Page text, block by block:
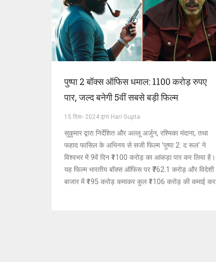
पुष्पा 2 बॉक्स ऑफिस धमाल: 1100 करोड़ रुपए
पार, जल्द बनेगी 5वीं सबसे बड़ी फिल्म
15 दिस॰ 2024 द्वारा Hari Gupta
सुकुमार द्वारा निर्देशित और अल्लू अर्जुन, रश्मिका मंदाना, तथा
फहाद फासिल के अभिनय से सजी फिल्म 'पुष्पा 2: द रूल' ने
विश्वभर में 9वें दिन ₹1100 करोड़ का आंकड़ा पार कर लिया है।
यह फिल्म भारतीय बॉक्स ऑफिस पर ₹762.1 करोड़ और विदेशी
बाजार में ₹195 करोड़ कमाकर कुल ₹1106 करोड़ की कमाई कर